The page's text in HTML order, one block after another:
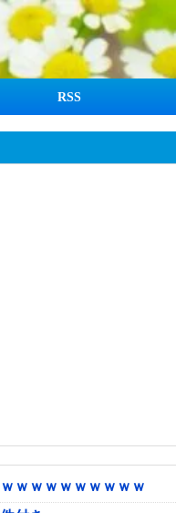
RSS
ｗｗｗｗｗｗｗｗｗ